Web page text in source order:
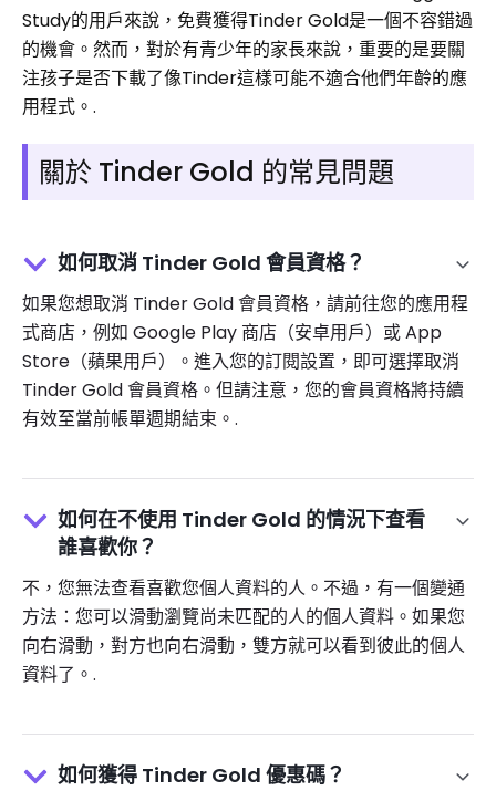
Study的用戶來說，免費獲得Tinder Gold是一個不容錯過
的機會。然而，對於有青少年的家長來說，重要的是要關
注孩子是否下載了像Tinder這樣可能不適合他們年齡的應
用程式。.
關於 Tinder Gold 的常見問題
如何取消 Tinder Gold 會員資格？
如果您想取消 Tinder Gold 會員資格，請前往您的應用程
式商店，例如 Google Play 商店（安卓用戶）或 App
Store（蘋果用戶）。進入您的訂閱設置，即可選擇取消
Tinder Gold 會員資格。但請注意，您的會員資格將持續
有效至當前帳單週期結束。.
如何在不使用 Tinder Gold 的情況下查看
誰喜歡你？
不，您無法查看喜歡您個人資料的人。不過，有一個變通
方法：您可以滑動瀏覽尚未匹配的人的個人資料。如果您
向右滑動，對方也向右滑動，雙方就可以看到彼此的個人
資料了。.
如何獲得 Tinder Gold 優惠碼？